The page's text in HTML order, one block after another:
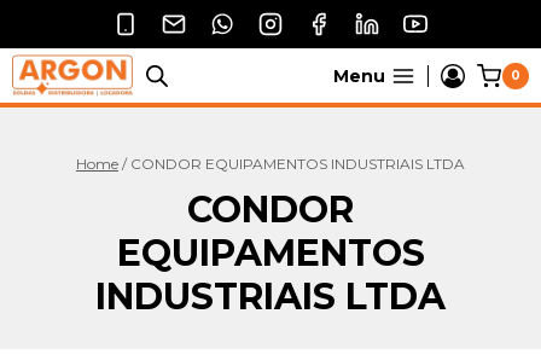
o
Conteúdo
Menu 0
Home / CONDOR EQUIPAMENTOS INDUSTRIAIS LTDA
CONDOR
EQUIPAMENTOS
INDUSTRIAIS LTDA